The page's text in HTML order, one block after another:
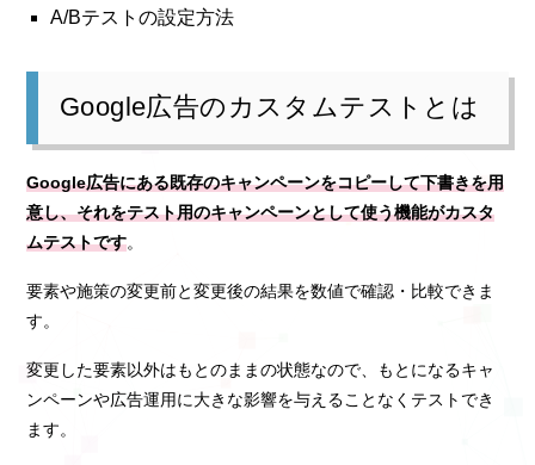
A/Bテストの設定方法
Google広告のカスタムテストとは
Google広告にある既存のキャンペーンをコピーして下書きを用
意し、それをテスト用のキャンペーンとして使う機能がカスタ
ムテストです。
要素や施策の変更前と変更後の結果を数値で確認・比較できま
す。
変更した要素以外はもとのままの状態なので、もとになるキャ
ンペーンや広告運用に大きな影響を与えることなくテストでき
ます。